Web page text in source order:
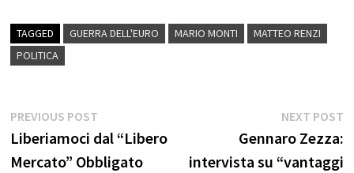
TAGGED GUERRA DELL'EURO MARIO MONTI
MATTEO RENZI
POLITICA
Navigazione
articoli
PREVIOUS POSTPrevious
post:
Liberiamoci dal “Libero
Mercato” Obbligato
NEXT POST
Gennaro Zezza:
intervista su “vantaggi